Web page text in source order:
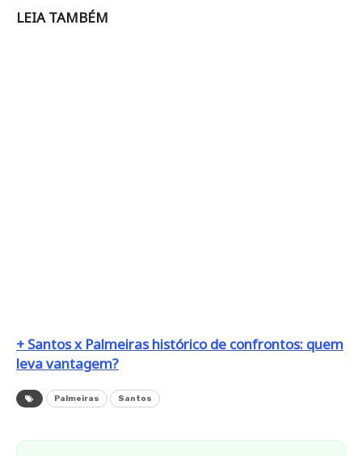
LEIA TAMBÉM
+ Santos x Palmeiras histórico de confrontos: quem
leva vantagem?
Palmeiras Santos